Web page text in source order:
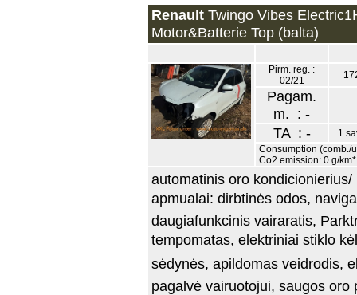
Renault Twingo Vibes
Motor&Batterie Top (balta)
Pirm. reg. :
02/21
Pagam.
m. : -
TA : -
1
Consumption (comb./
Co2 emission: 0 g/km*
automatinis oro
apmualai: dirbtinės odos,
daugiafunkcinis vairaratis,
tempomatas, elektriniai stiklo
sėdynės, apildomas veidrodis,
pagalvė vairuotojui, saugos